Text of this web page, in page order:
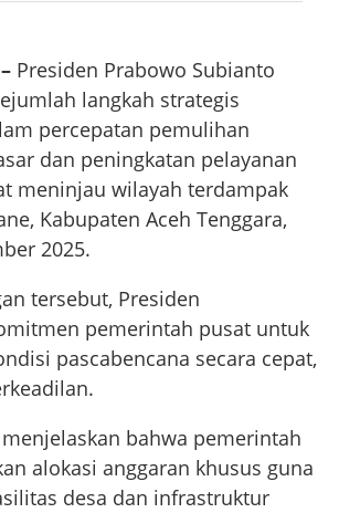
Presiden Prabowo Subianto
langkah strategis
percepatan pemulihan
dan peningkatan pelayanan
meninjau wilayah terdampak
Kabupaten Aceh Tenggara,
2025.
tersebut, Presiden
pemerintah pusat untuk
pascabencana secara cepat,
bahwa pemerintah
alokasi anggaran khusus guna
desa dan infrastruktur